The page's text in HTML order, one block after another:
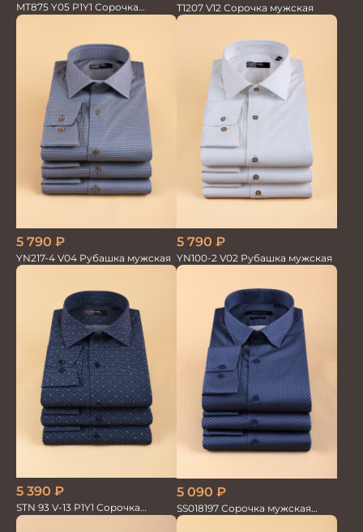
MT875 Y05 P1Y1 Сорочка
мужская
T1207 V12 Сорочка мужская
5 790 ₽
YN217-4 V04 Рубашка мужская
5 790 ₽
YN100-2 V02 Рубашка мужская
5 390 ₽
STN 93 V-13 P1Y1 Сорочка
мужская
5 090 ₽
SS018197 Сорочка мужская
GROSTYLE PRIME